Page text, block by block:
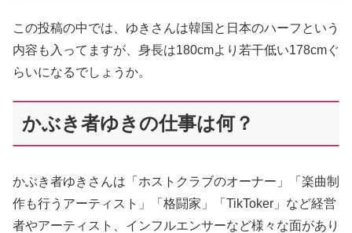
この投稿の中では、ゆきさんは韓国と日本のハーフという
内容も入ってますが、身長は180cmより若干低い178cmぐ
らいになるでしょうか。
かぶき者ゆきの仕事は何？
かぶき者ゆきさんは「ホストクラブのオーナー」「楽曲制
作も行うアーティスト」「格闘家」「TikToker」など経営
者やアーティスト、インフルエンサーなど様々な面があり